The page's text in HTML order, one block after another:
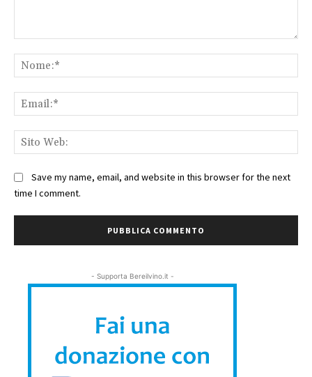
Save my name, email, and website in this browser for the next
time I comment.
- Supporta Bereilvino.it -